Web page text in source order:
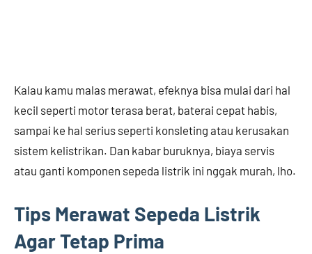
Kalau kamu malas merawat, efeknya bisa mulai dari hal
kecil seperti motor terasa berat, baterai cepat habis,
sampai ke hal serius seperti konsleting atau kerusakan
sistem kelistrikan. Dan kabar buruknya, biaya servis
atau ganti komponen sepeda listrik ini nggak murah, lho.
Tips Merawat Sepeda Listrik
Agar Tetap Prima